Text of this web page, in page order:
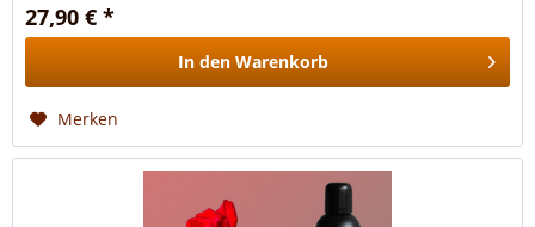
27,90 € *
In den Warenkorb
Merken